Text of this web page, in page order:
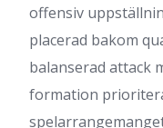
offensiv
placerad bakom
balanserad attack
formation